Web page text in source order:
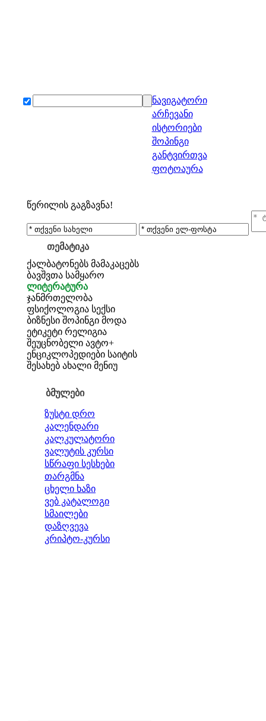
ნავიგატორი
არჩევანი
ისტორიები
შოპინგი
განტვირთვა
ფოტოაურა
წერილის გაგზავნა!
თემატიკა
ქალბატონებს მამაკაცებს
ბავშვთა სამყარო
ლიტერატურა
ჯანმრთელობა
ფსიქოლოგია სექსი
ბიზნესი შოპინგი მოდა
ეტიკეტი რელიგია
შეუცნობელი ავტო+
ენციკლოპედიები საიტის
შესახებ ახალი მენიუ
ბმულები
ზუსტი დრო
კალენდარი
კალკულატორი
ვალუტის კურსი
სწრაფი სესხები
თარგმნა
ცხელი ხაზი
ვებ კატალოგი
სმაილები
დაზღვევა
კრიპტო-კურსი